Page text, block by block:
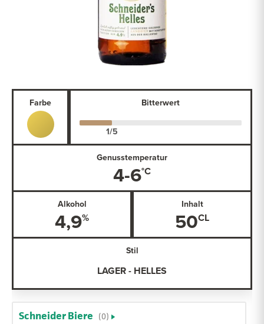
Farbe Bitterwert
Genusstemperatur
4-6
Alkohol
4,9
Inhalt
50
Stil
LAGER - HELLES
Schneider Biere (0)